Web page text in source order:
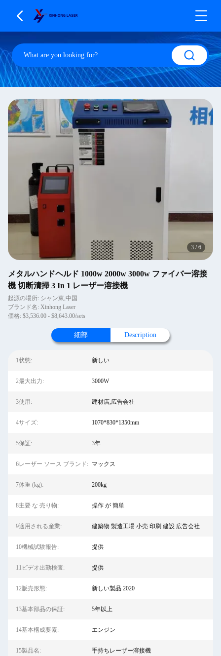
4 /6
メタルハンドヘルド 1000w 2000w 3000w ファイバー溶接
機 切断清掃 3 In 1 レーザー溶接機
起源の場所: シャン東,中国
ブランド名: Xinhong Laser
価格: $3,536.00 - $8,643.00/sets
細部 Description
1状態: 新しい
2最大出力: 3000W
3使用: 建材店,広告会社
4サイズ: 1070*830*1350mm
5保証: 3年
6レーザー ソース ブランド: マックス
7体重 (kg): 200kg
8主要 な 売り物: 操作 が 簡単
9適用される産業: 建築物 製造工場 小売 印刷 建設 広告会社
10機械試験報告: 提供
11ビデオ出勤検査: 提供
12販売形態: 新しい製品 2020
13基本部品の保証: 5年以上
14基本構成要素: エンジン
15製品名: 手持ちレーザー溶接機